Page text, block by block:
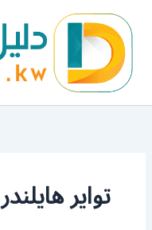
المحتوى
تواير هايلندر